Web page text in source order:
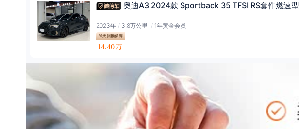
奥迪A3 2024款 Sportback 35 TFSI RS套件燃速型
2023年 / 3.8万公里 / 1年黄金会员
90天回购保障
14.40万